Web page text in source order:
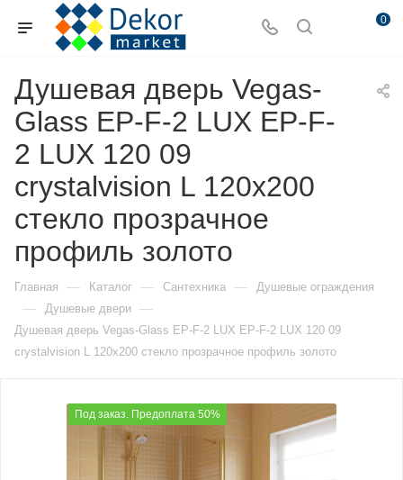
0
Душевая дверь Vegas-
Glass EP-F-2 LUX EP-F-
2 LUX 120 09
crystalvision L 120х200
стекло прозрачное
профиль золото
Главная — Каталог — Сантехника — Душевые ограждения
— Душевые двери —
Душевая дверь Vegas-Glass EP-F-2 LUX EP-F-2 LUX 120 09
crystalvision L 120х200 стекло прозрачное профиль золото
Под заказ. Предоплата 50%